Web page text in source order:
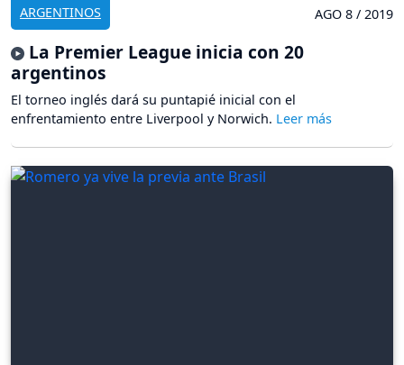
ARGENTINOS AGO 8 / 2019
La Premier League inicia con 20
argentinos
El torneo inglés dará su puntapié inicial con el
enfrentamiento entre Liverpool y Norwich.